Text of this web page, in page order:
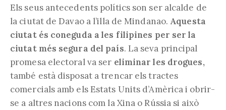
Els seus antecedents polítics son ser alcalde de
la ciutat de Davao a l’illa de Mindanao. Aquesta
ciutat és coneguda a les filipines per ser la
ciutat més segura del país. La seva principal
promesa electoral va ser eliminar les drogues,
també està disposat a trencar els tractes
comercials amb els Estats Units d’Amèrica i obrir-
se a altres nacions com la Xina o Rússia si això